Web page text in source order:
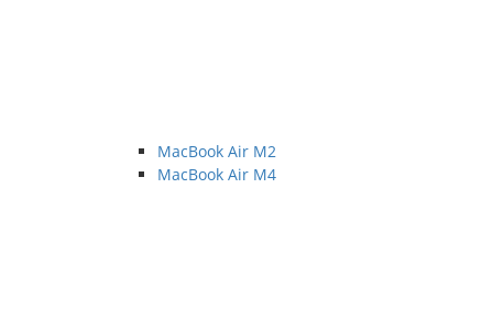
MacBook Air M2
MacBook Air M4